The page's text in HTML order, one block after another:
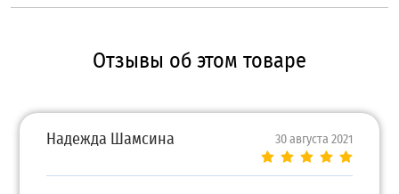
Отзывы об этом товаре
Надежда Шамсина 30 августа 2021